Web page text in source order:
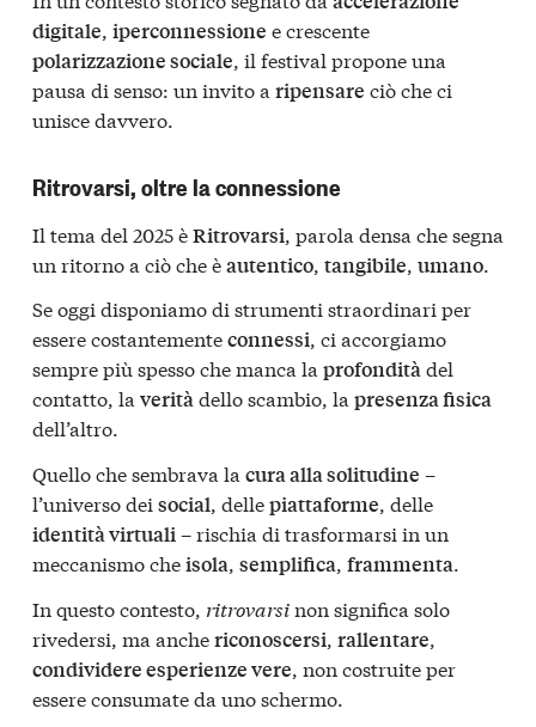
digitale, iperconnessione e crescente
polarizzazione sociale, il festival propone una
pausa di senso: un invito a ripensare ciò che ci
unisce davvero.
Ritrovarsi, oltre la connessione
Il tema del 2025 èRitrovarsi, parola densa che segna
un ritorno a ciò che èautentico, tangibile, umano.
Se oggi disponiamo di strumenti straordinari per
essere costantementeconnessi, ci accorgiamo
sempre più spesso che manca la profonditàdel
contatto, la veritàdello scambio, la presenza fisica
dell’altro.
Quello che sembrava la cura alla solitudine –
l’universo dei social, dellepiattaforme, delle
identità virtuali– rischia di trasformarsi in un
meccanismo cheisola, semplifica, frammenta.
In questo contesto, ritrovarsinon significa solo
rivedersi, ma anchericonoscersi, rallentare,
condividere esperienze vere, non costruite per
essere consumate da uno schermo.